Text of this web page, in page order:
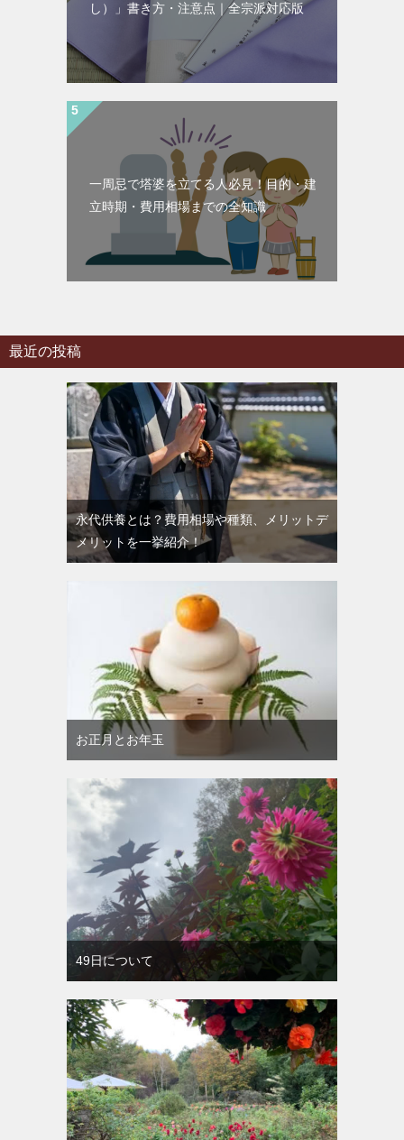
し）」書き方・注意点｜全宗派対応版
一周忌で塔婆を立てる人必見！目的・建
立時期・費用相場までの全知識
最近の投稿
永代供養とは？費用相場や種類、メリットデ
メリットを一挙紹介！
お正月とお年玉
49日について